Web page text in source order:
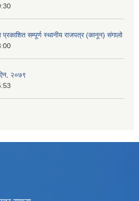
सम्पूर्ण स्थानीय राजपत्र (कानून) संगालो
ऐन, २०७९